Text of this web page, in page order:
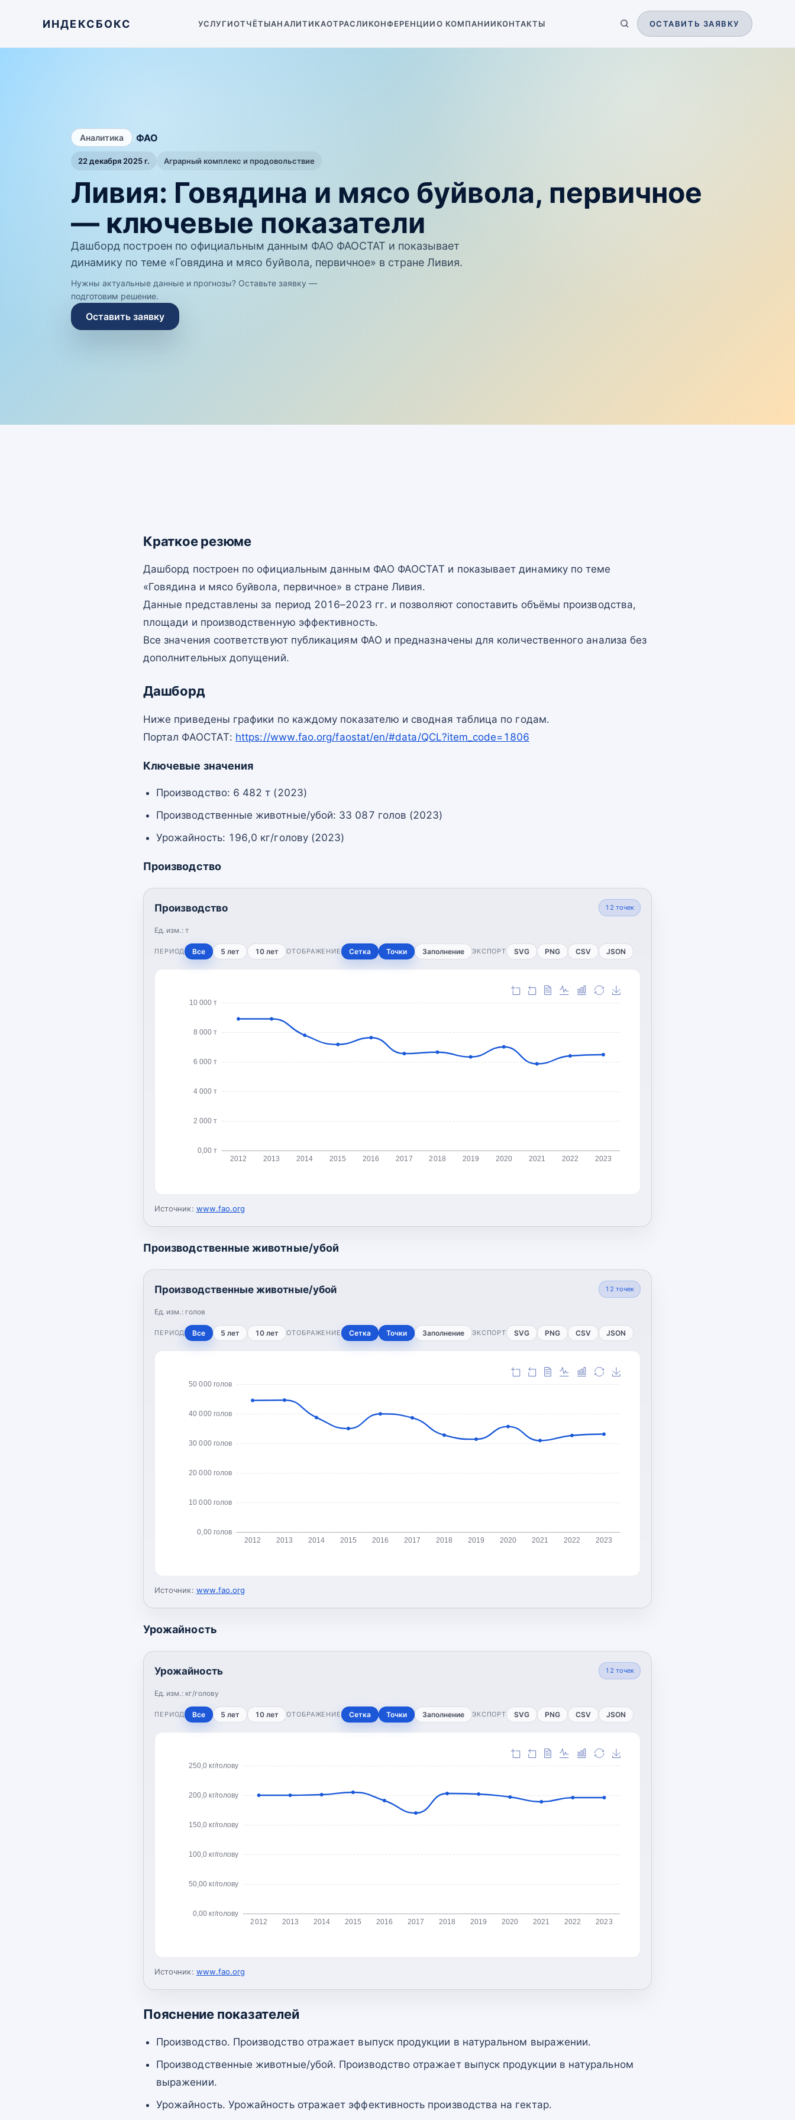
ИНДЕКСБОКС УСЛУГИОТЧЁТЫАНАЛИТИКАОТРАСЛИКОНФЕРЕНЦИИО КОМПАНИИКОНТАКТЫ ОСТАВИТЬ ЗАЯВКУ
Аналитика /ФАО
22 декабря 2025 г. Аграрный комплекс и продовольствие
Ливия: Говядина и мясо буйвола, первичное
— ключевые показатели
Дашборд построен по официальным данным ФАО ФАОСТАТ и показывает
динамику по теме «Говядина и мясо буйвола, первичное» в стране Ливия.
Нужны актуальные данные и прогнозы? Оставьте заявку —
подготовим решение.
Оставить заявку
Краткое резюме
Дашборд построен по официальным данным ФАО ФАОСТАТ и показывает динамику по теме
«Говядина и мясо буйвола, первичное» в стране Ливия.
Данные представлены за период 2016–2023 гг. и позволяют сопоставить объёмы производства,
площади и производственную эффективность.
Все значения соответствуют публикациям ФАО и предназначены для количественного анализа без
дополнительных допущений.
Дашборд
Ниже приведены графики по каждому показателю и сводная таблица по годам.
Портал ФАОСТАТ: https://www.fao.org/faostat/en/#data/QCL?item_code=1806
Ключевые значения
Производство: 6 482 т (2023)
Производственные животные/убой: 33 087 голов (2023)
Урожайность: 196,0 кг/голову (2023)
Производство
Производство
Ед. изм.: т
12 точек
ПЕРИОД Все 5 лет 10 лет ОТОБРАЖЕНИЕ Сетка Точки Заполнение ЭКСПОРТ SVG PNG CSV JSON
0,00 т
2 000 т
4 000 т
6 000 т
8 000 т
10 000 т
2012 2013 2014 2015 2016 2017 2018 2019 2020 2021 2022 2023
Источник: www.fao.org
Производственные животные/убой
Производственные животные/убой
Ед. изм.: голов
12 точек
ПЕРИОД Все 5 лет 10 лет ОТОБРАЖЕНИЕ Сетка Точки Заполнение ЭКСПОРТ SVG PNG CSV JSON
0,00 голов
10 000 голов
20 000 голов
30 000 голов
40 000 голов
50 000 голов
2012 2013 2014 2015 2016 2017 2018 2019 2020 2021 2022 2023
Источник: www.fao.org
Урожайность
Урожайность
Ед. изм.: кг/голову
12 точек
ПЕРИОД Все 5 лет 10 лет ОТОБРАЖЕНИЕ Сетка Точки Заполнение ЭКСПОРТ SVG PNG CSV JSON
0,00 кг/голову
50,00 кг/голову
100,0 кг/голову
150,0 кг/голову
200,0 кг/голову
250,0 кг/голову
2012 2013 2014 2015 2016 2017 2018 2019 2020 2021 2022 2023
Источник: www.fao.org
Пояснение показателей
Производство. Производство отражает выпуск продукции в натуральном выражении.
Производственные животные/убой. Производство отражает выпуск продукции в натуральном
выражении.
Урожайность. Урожайность отражает эффективность производства на гектар.